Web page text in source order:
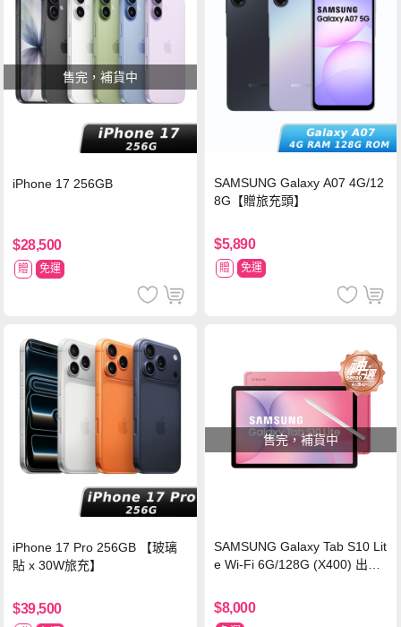
售完，補貨中
iPhone 17 256GB
$28,500
贈 免運
SAMSUNG Galaxy A07 4G/12
8G【贈旅充頭】
$5,890
贈 免運
iPhone 17 Pro 256GB 【玻璃
貼 x 30W旅充】
$39,500
售完，補貨中
SAMSUNG Galaxy Tab S10 Lit
e Wi-Fi 6G/128G (X400) 出色
$8,000